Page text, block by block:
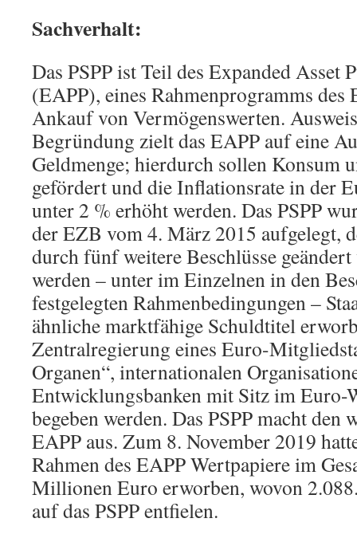
Sachverhalt:
Das PSPP ist Teil des Expanded Asset
(EAPP), eines Rahmenprogramms des
Ankauf von Vermögenswerten.
Begründung zielt das EAPP auf eine
Geldmenge; hierdurch sollen Konsum
gefördert und die Inflationsrate in der
unter 2 % erhöht werden. Das PSPP
der EZB vom 4. März 2015 aufgelegt,
durch fünf weitere Beschlüsse
werden – unter im Einzelnen in den
festgelegten Rahmenbedingungen –
ähnliche marktfähige Schuldtitel
Zentralregierung eines Euro-
Organen“, internationalen
Entwicklungsbanken mit Sitz im Euro-
begeben werden. Das PSPP macht den
EAPP aus. Zum 8. November 2019
Rahmen des EAPP Wertpapiere im
Millionen Euro erworben, wovon
auf das PSPP entfielen.